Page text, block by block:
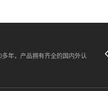
多年，产品拥有齐全的国内外认